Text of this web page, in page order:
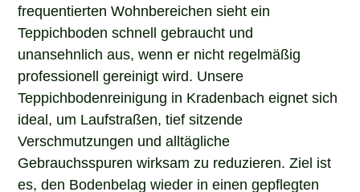
frequentierten Wohnbereichen sieht ein
Teppichboden schnell gebraucht und
unansehnlich aus, wenn er nicht regelmäßig
professionell gereinigt wird. Unsere
Teppichbodenreinigung in Kradenbach eignet sich
ideal, um Laufstraßen, tief sitzende
Verschmutzungen und alltägliche
Gebrauchsspuren wirksam zu reduzieren. Ziel ist
es, den Bodenbelag wieder in einen gepflegten